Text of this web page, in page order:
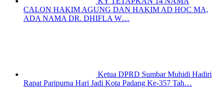
CALON HAKIM AGUNG DAN HAKIM AD HOC MA,
ADA NAMA DR. DHIFLA W…
Ketua DPRD Sumbar Muhidi Hadiri
Rapat Paripurna Hari Jadi Kota Padang Ke-357 Tah…